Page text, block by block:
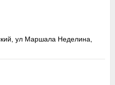
ул Маршала Неделина,